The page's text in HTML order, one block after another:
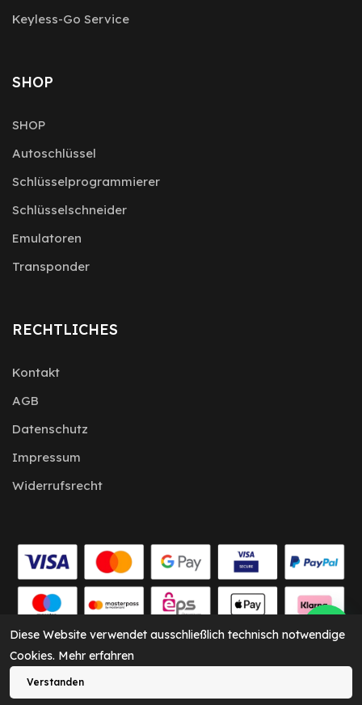
Keyless-Go Service
SHOP
SHOP
Autoschlüssel
Schlüsselprogrammierer
Schlüsselschneider
Emulatoren
Transponder
RECHTLICHES
Kontakt
AGB
Datenschutz
Impressum
Widerrufsrecht
CARKEY Solutions © 2026
Diese Website verwendet ausschließlich technisch notwendige
Cookies. Mehr erfahren
Verstanden